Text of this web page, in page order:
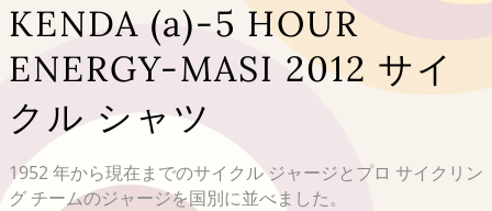
KENDA (a)-5 HOUR
ENERGY-MASI 2012 サイ
クル シャツ
1952 年から現在までのサイクル ジャージとプロ サイクリン
グ チームのジャージを国別に並べました。